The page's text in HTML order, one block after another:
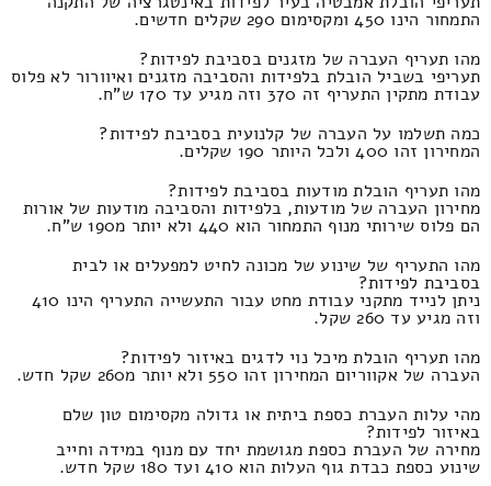
התמחור הינו 450 ומקסימום 290 שקלים חדשים.
מהו תעריף העברה של מזגנים בסביבת לפידות?
תעריפי בשביל הובלת בלפידות והסביבה מזגנים ואיוורור לא פלוס
עבודת מתקין התעריף זה 370 וזה מגיע עד 170 ש"ח.
כמה תשלמו על העברה של קלנועית בסביבת לפידות?
המחירון זהו 400 ולכל היותר 190 שקלים.
מהו תעריף הובלת מודעות בסביבת לפידות?
מחירון העברה של מודעות, בלפידות והסביבה מודעות של אורות
הם פלוס שירותי מנוף התמחור הוא 440 ולא יותר מ190 ש"ח.
מהו התעריף של שינוע של מכונה לחיט למפעלים או לבית
בסביבת לפידות?
ניתן לנייד מתקני עבודת מחט עבור התעשייה התעריף הינו 410
וזה מגיע עד 260 שקל.
מהו תעריף הובלת מיכל נוי לדגים באיזור לפידות?
העברה של אקווריום המחירון זהו 550 ולא יותר מ260 שקל חדש.
מהי עלות העברת כספת ביתית או גדולה מקסימום טון שלם
באיזור לפידות?
מחירה של העברת כספת מגושמת יחד עם מנוף במידה וחייב
שינוע כספת כבדת גוף העלות הוא 410 ועד 180 שקל חדש.